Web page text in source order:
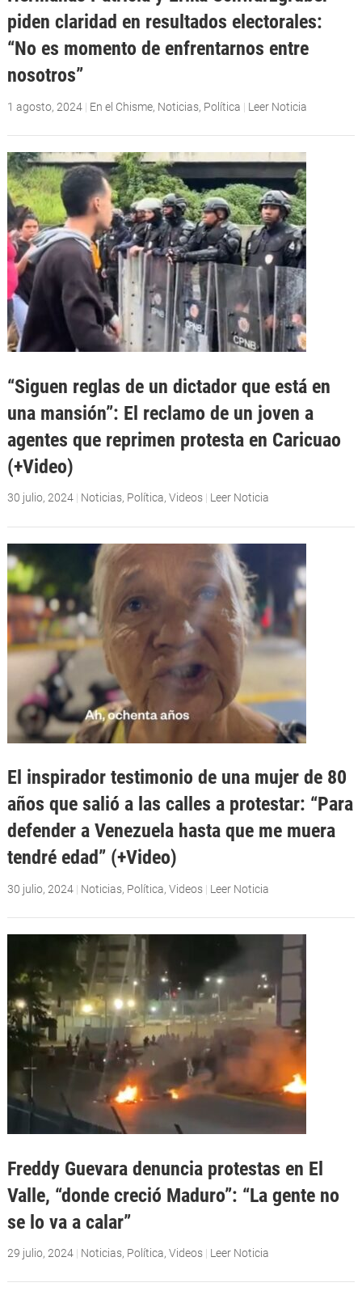
piden claridad en resultados electorales:
“No es momento de enfrentarnos entre
nosotros”
1 agosto, 2024| En el Chisme, Noticias, Política | Leer Noticia
“Siguen reglas de un dictador que está en
una mansión”: El reclamo de un joven a
agentes que reprimen protesta en Caricuao
(+Video)
30 julio, 2024| Noticias, Política, Videos | Leer Noticia
El inspirador testimonio de una mujer de 80
años que salió a las calles a protestar: “Para
defender a Venezuela hasta que me muera
tendré edad” (+Video)
30 julio, 2024| Noticias, Política, Videos | Leer Noticia
Freddy Guevara denuncia protestas en El
Valle, “donde creció Maduro”: “La gente no
se lo va a calar”
29 julio, 2024| Noticias, Política, Videos | Leer Noticia